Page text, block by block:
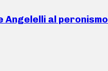
Angelelli al